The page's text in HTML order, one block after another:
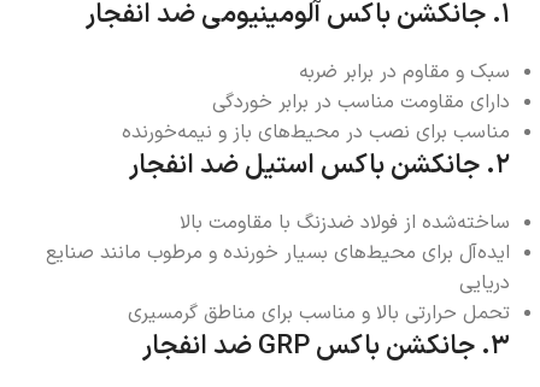
۱. جانکشن باکس آلومینیومی ضد انفجار
سبک و مقاوم در برابر ضربه
دارای مقاومت مناسب در برابر خوردگی
مناسب برای نصب در محیط‌های باز و نیمه‌خورنده
۲. جانکشن باکس استیل ضد انفجار
ساخته‌شده از فولاد ضدزنگ با مقاومت بالا
ایده‌آل برای محیط‌های بسیار خورنده و مرطوب مانند صنایع
دریایی
تحمل حرارتی بالا و مناسب برای مناطق گرمسیری
۳. جانکشن باکس GRP ضد انفجار